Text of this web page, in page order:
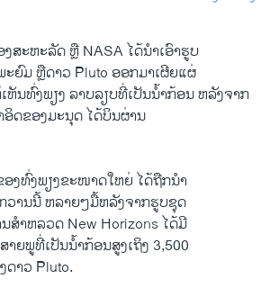
ງ
ສະຫະລັດ ຫຼື NASA ໄດ້ນຳເອົາຮູບ
ຍົມ ຫຼືດາວ Pluto ອອກມາເຜີຍແຜ່
ຫັນທົ່ງພຽງ ລາບລຽບທີ່ເປັນນ້ຳກ້ອນ ຫລັງຈາກ
ດຂອງມະນຸດ ໄດ້ບິນຜ່ານ
ງທົ່ງພຽງຂະໜາດໃຫຍ່ ໄດ້ຖືກນຳ
ວານນີ້ ຫລາຍໆມື້ຫລັງຈາກຮູບຊຸດ
ສຳຫລວດ New Horizons ໄດ້ມີ
າຍພູທີ່ເປັນນ້ຳກ້ອນສູງເຖິງ 3,500
າວ Pluto.